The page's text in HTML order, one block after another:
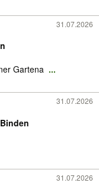
31.07.2026
Gartena ...
31.07.2026
31.07.2026